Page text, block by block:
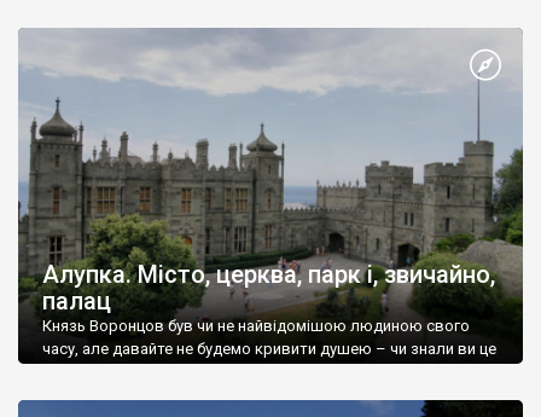
Алупка. Місто, церква, парк і, звичайно,
палац
Князь Воронцов був чи не найвідомішою людиною свого
часу, але давайте не будемо кривити душею – чи знали ви це